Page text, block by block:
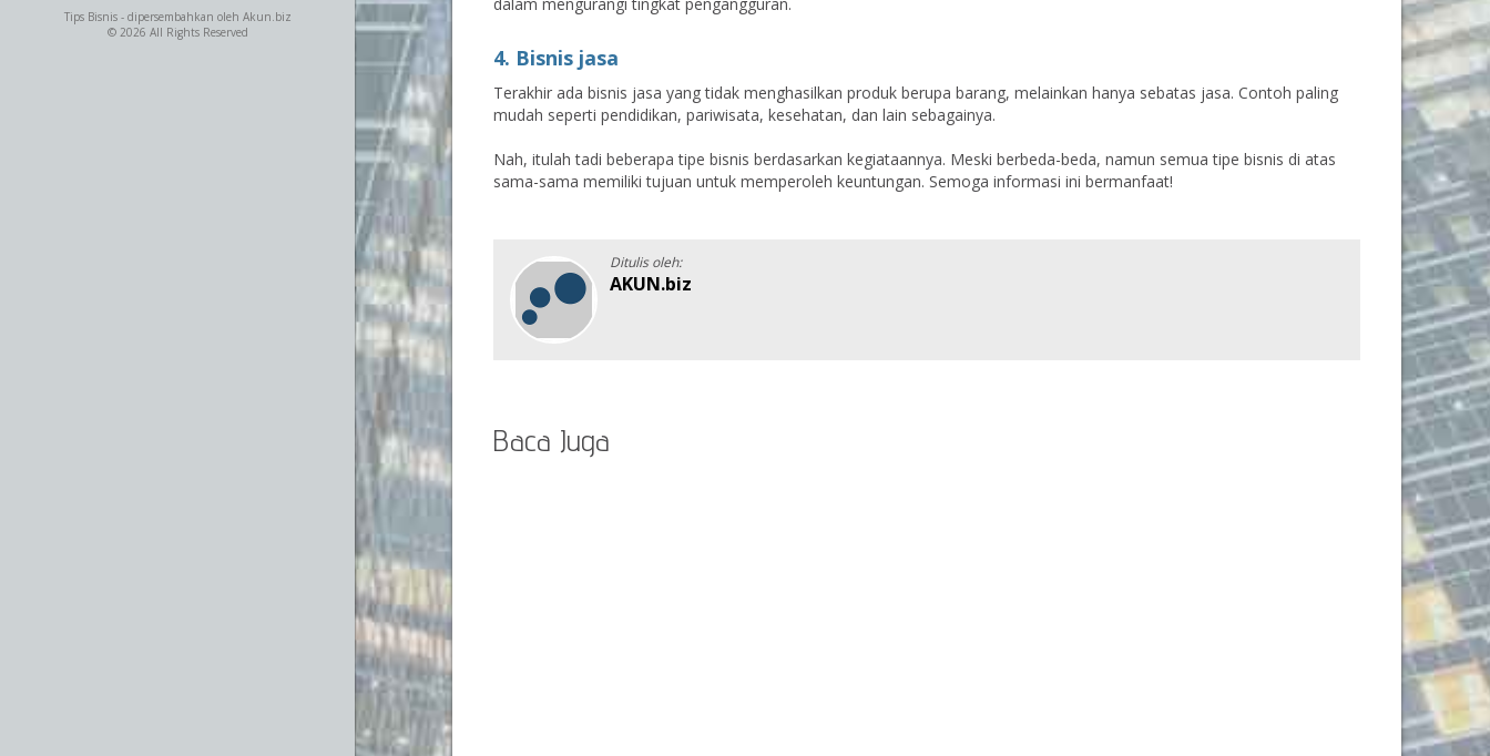
Tips Bisnis- dipersembahkan oleh Akun.biz
© 2026 All Rights Reserved
4. Bisnis jasa
Terakhir ada bisnis jasa yang tidak menghasilkan produk berupa barang, melainkan hanya sebatas jasa. Contoh paling
mudah seperti pendidikan, pariwisata, kesehatan, dan lain sebagainya.
Nah, itulah tadi beberapa tipe bisnis berdasarkan kegiataannya. Meski berbeda-beda, namun semua tipe bisnis di atas
sama-sama memiliki tujuan untuk memperoleh keuntungan. Semoga informasi ini bermanfaat!
Ditulis oleh:
AKUN.biz
Baca Juga